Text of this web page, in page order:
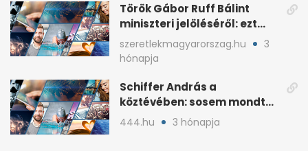
Török Gábor Ruff Bálint
miniszteri jelöléséről: ezt
írta a posztjában
szeretlekmagyarorszag.hu
3
hónapja
Schiffer András a
köztévében: sosem mondta,
ki fog nyerni
444.hu 3 hónapja